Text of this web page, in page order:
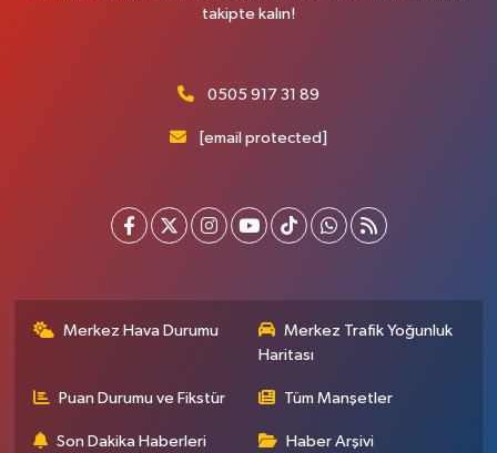
takipte kalın!
0505 917 31 89
[email protected]
Merkez Hava Durumu
Merkez Trafik Yoğunluk
Haritası
Puan Durumu ve Fikstür Tüm Manşetler
Son Dakika Haberleri Haber Arşivi